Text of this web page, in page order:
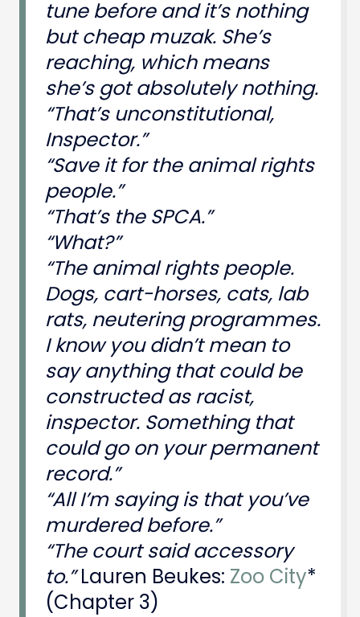
tune before and it’s nothing
but cheap muzak. She’s
reaching, which means
she’s got absolutely nothing.
“That’s unconstitutional,
Inspector.”
“Save it for the animal rights
people.”
“That’s the SPCA.”
“What?”
“The animal rights people.
Dogs, cart-horses, cats, lab
rats, neutering programmes.
I know you didn’t mean to
say anything that could be
constructed as racist,
inspector. Something that
could go on your permanent
record.”
“All I’m saying is that you’ve
murdered before.”
“The court said accessory
to.”Lauren Beukes: Zoo City*
(Chapter 3)